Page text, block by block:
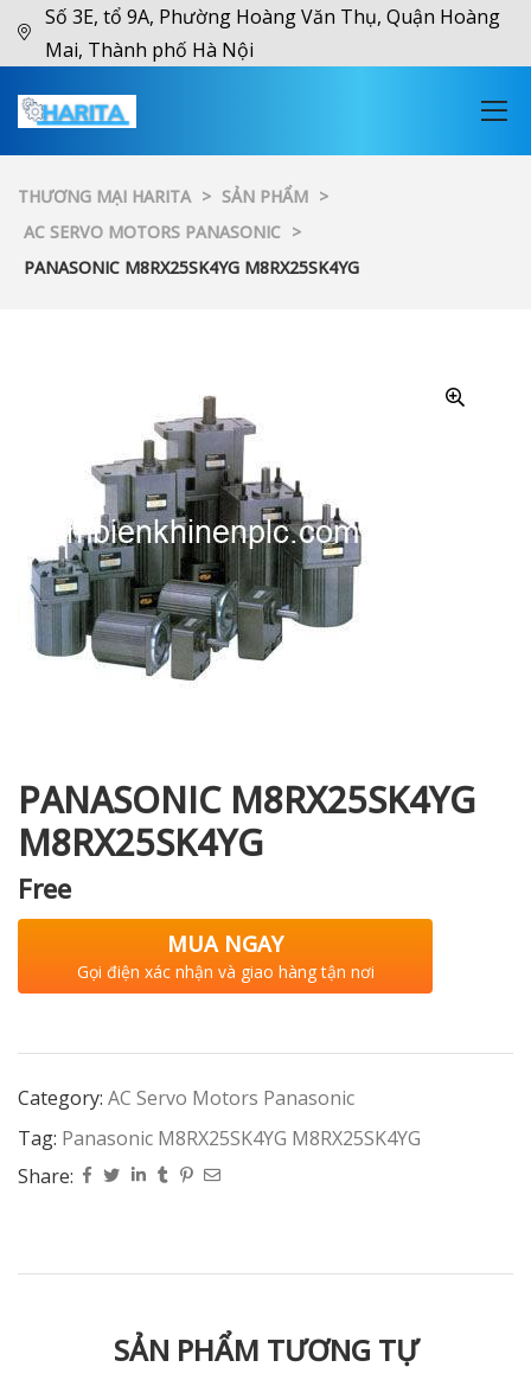
Số 3E, tổ 9A, Phường Hoàng Văn Thụ, Quận Hoàng
Mai, Thành phố Hà Nội
THƯƠNG MẠI HARITA > SẢN PHẨM >
AC SERVO MOTORS PANASONIC >
PANASONIC M8RX25SK4YG M8RX25SK4YG
PANASONIC M8RX25SK4YG
M8RX25SK4YG
Free
MUA NGAY
Gọi điện xác nhận và giao hàng tận nơi
Category: AC Servo Motors Panasonic
Tag: Panasonic M8RX25SK4YG M8RX25SK4YG
Share:
SẢN PHẨM TƯƠNG TỰ